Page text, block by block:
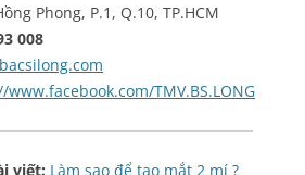
Phong, P.1, Q.10, TP.HCM
008
www.facebook.com/TMV.BS.LONG
viết: Làm sao để tạo mắt 2 mí ?